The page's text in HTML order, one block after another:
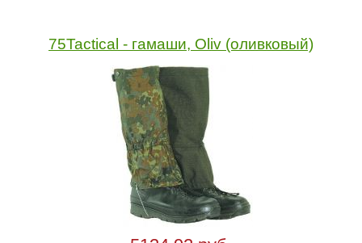
75Tactical - гамаши, Oliv (оливковый)